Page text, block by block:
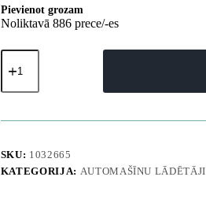
Pievienot grozam
Noliktavā 886 prece/-es
Automašīnas
lādētājs
C
-
daudzums
SKU: 1032665
KATEGORIJA: AUTOMAŠĪNU LĀDĒTĀJI